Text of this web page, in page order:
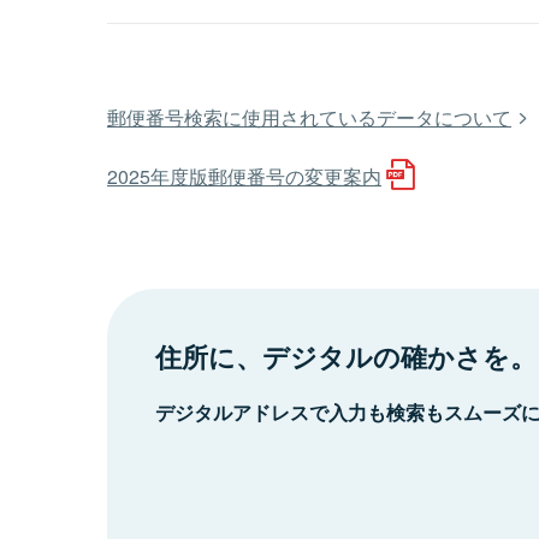
郵便番号検索に使用されているデータについて
2025年度版郵便番号の変更案内
住所に、デジタルの確かさを。
デジタルアドレスで入力も検索もスムーズ